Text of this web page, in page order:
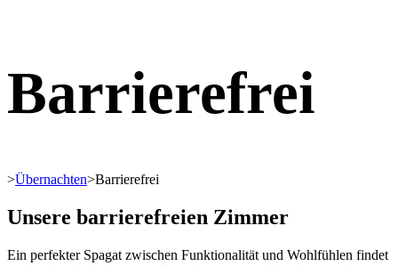
Barrierefrei
>Übernachten>Barrierefrei
Unsere barrierefreien Zimmer
Ein perfekter Spagat zwischen Funktionalität und Wohlfühlen findet